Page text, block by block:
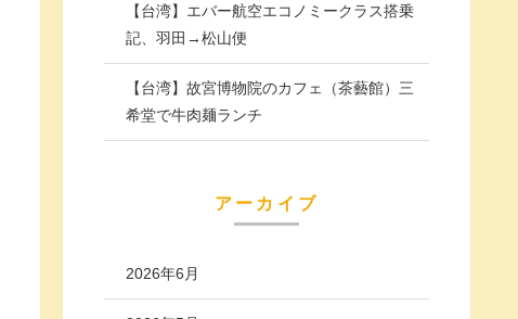
【台湾】エバー航空エコノミークラス搭乗
記、羽田→松山便
【台湾】故宮博物院のカフェ（茶藝館）三
希堂で牛肉麺ランチ
アーカイブ
2026年6月